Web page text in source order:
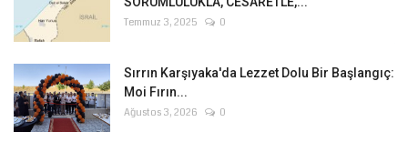
Temmuz 3, 2025 0
Sırrın Karşıyaka'da Lezzet Dolu Bir Başlangıç:
Moi Fırın...
Ağustos 3, 2026 0